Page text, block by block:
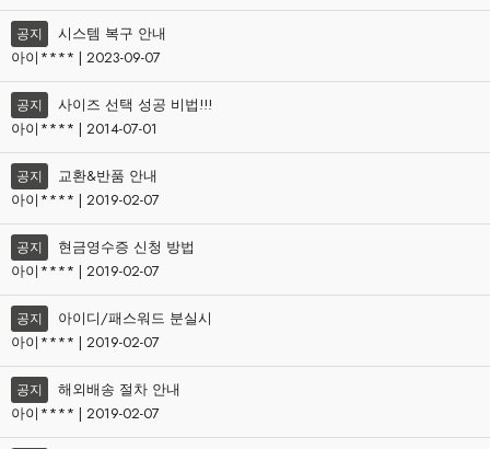
공지
시스템 복구 안내
아이**** | 2023-09-07
공지
사이즈 선택 성공 비법!!!
아이**** | 2014-07-01
공지
교환&반품 안내
아이**** | 2019-02-07
공지
현금영수증 신청 방법
아이**** | 2019-02-07
공지
아이디/패스워드 분실시
아이**** | 2019-02-07
공지
해외배송 절차 안내
아이**** | 2019-02-07